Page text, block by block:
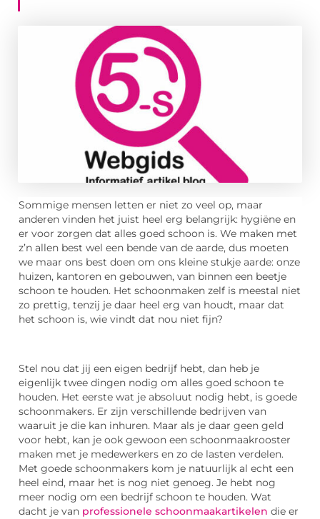
Sommige mensen letten er niet zo veel op, maar
anderen vinden het juist heel erg belangrijk: hygiëne en
er voor zorgen dat alles goed schoon is. We maken met
z’n allen best wel een bende van de aarde, dus moeten
we maar ons best doen om ons kleine stukje aarde: onze
huizen, kantoren en gebouwen, van binnen een beetje
schoon te houden. Het schoonmaken zelf is meestal niet
zo prettig, tenzij je daar heel erg van houdt, maar dat
het schoon is, wie vindt dat nou niet fijn?
Stel nou dat jij een eigen bedrijf hebt, dan heb je
eigenlijk twee dingen nodig om alles goed schoon te
houden. Het eerste wat je absoluut nodig hebt, is goede
schoonmakers. Er zijn verschillende bedrijven van
waaruit je die kan inhuren. Maar als je daar geen geld
voor hebt, kan je ook gewoon een schoonmaakrooster
maken met je medewerkers en zo de lasten verdelen.
Met goede schoonmakers kom je natuurlijk al echt een
heel eind, maar het is nog niet genoeg. Je hebt nog
meer nodig om een bedrijf schoon te houden. Wat
dacht je van professionele schoonmaakartikelen die er